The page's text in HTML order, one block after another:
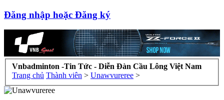
Đăng nhập hoặc Đăng ký
Vnbadminton -Tin Tức - Diễn Đàn Cầu Lông Việt Nam
Trang chủ Thành viên > Unawvureree >